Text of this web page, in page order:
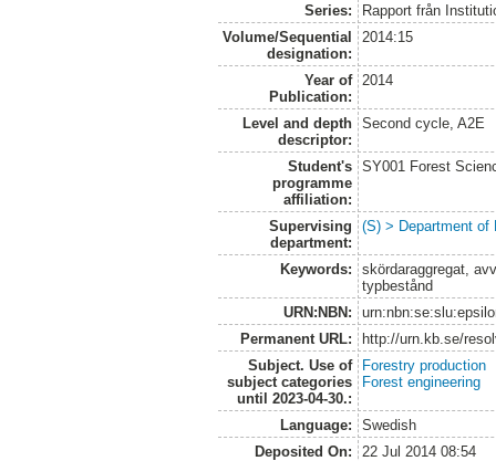
Series:
Rapport från
Volume/Sequential
designation:
2014:15
Year of
Publication:
2014
Level and depth
descriptor:
Second cycle, A2E
Student's
programme
affiliation:
SY001 Forest
Supervising
department:
(S) > Department of
Keywords:
skördaraggregat,
typbestånd
URN:NBN:
Permanent URL:
http://urn.kb.se/
Subject. Use of
subject categories
until 2023-04-30.:
Forestry production
Forest engineering
Language:
Swedish
Deposited On:
22 Jul 2014 08:54